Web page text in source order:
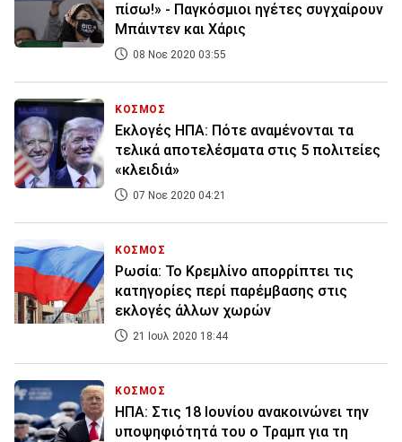
πίσω!» - Παγκόσμιοι ηγέτες συγχαίρουν
Μπάιντεν και Χάρις
08 Νοε 2020 03:55
ΚΟΣΜΟΣ
Εκλογές ΗΠΑ: Πότε αναμένονται τα
τελικά αποτελέσματα στις 5 πολιτείες
«κλειδιά»
07 Νοε 2020 04:21
ΚΟΣΜΟΣ
Ρωσία: Το Κρεμλίνο απορρίπτει τις
κατηγορίες περί παρέμβασης στις
εκλογές άλλων χωρών
21 Ιουλ 2020 18:44
ΚΟΣΜΟΣ
ΗΠΑ: Στις 18 Ιουνίου ανακοινώνει την
υποψηφιότητά του ο Τραμπ για τη